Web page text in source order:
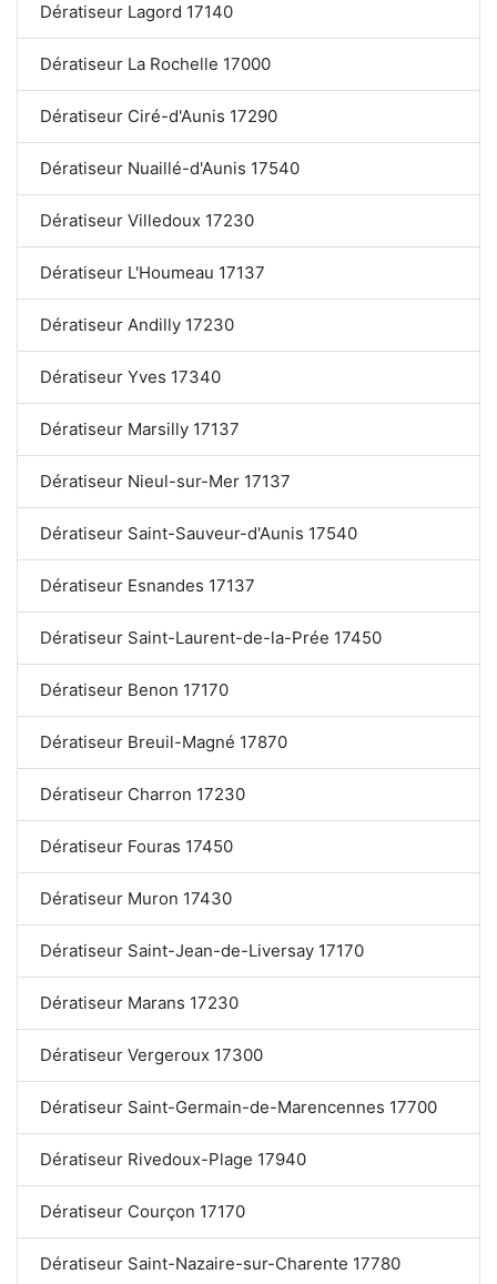
Dératiseur Lagord 17140
Dératiseur La Rochelle 17000
Dératiseur Ciré-d'Aunis 17290
Dératiseur Nuaillé-d'Aunis 17540
Dératiseur Villedoux 17230
Dératiseur L'Houmeau 17137
Dératiseur Andilly 17230
Dératiseur Yves 17340
Dératiseur Marsilly 17137
Dératiseur Nieul-sur-Mer 17137
Dératiseur Saint-Sauveur-d'Aunis 17540
Dératiseur Esnandes 17137
Dératiseur Saint-Laurent-de-la-Prée 17450
Dératiseur Benon 17170
Dératiseur Breuil-Magné 17870
Dératiseur Charron 17230
Dératiseur Fouras 17450
Dératiseur Muron 17430
Dératiseur Saint-Jean-de-Liversay 17170
Dératiseur Marans 17230
Dératiseur Vergeroux 17300
Dératiseur Saint-Germain-de-Marencennes 17700
Dératiseur Rivedoux-Plage 17940
Dératiseur Courçon 17170
Dératiseur Saint-Nazaire-sur-Charente 17780